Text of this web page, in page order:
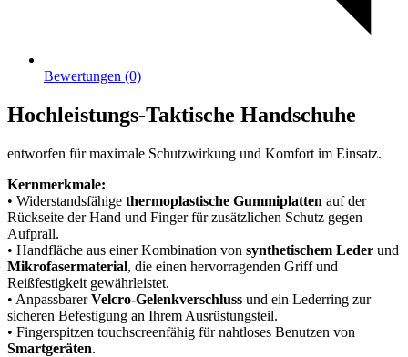
Bewertungen (0)
Hochleistungs-Taktische Handschuhe
entworfen für maximale Schutzwirkung und Komfort im Einsatz.
Kernmerkmale:
• Widerstandsfähige thermoplastische Gummiplatten auf der
Rückseite der Hand und Finger für zusätzlichen Schutz gegen
Aufprall.
• Handfläche aus einer Kombination von synthetischem Leder und
Mikrofasermaterial, die einen hervorragenden Griff und
Reißfestigkeit gewährleistet.
• AnpassbarerVelcro-Gelenkverschluss und ein Lederring zur
sicheren Befestigung an Ihrem Ausrüstungsteil.
• Fingerspitzen touchscreenfähig für nahtloses Benutzen von
Smartgeräten.